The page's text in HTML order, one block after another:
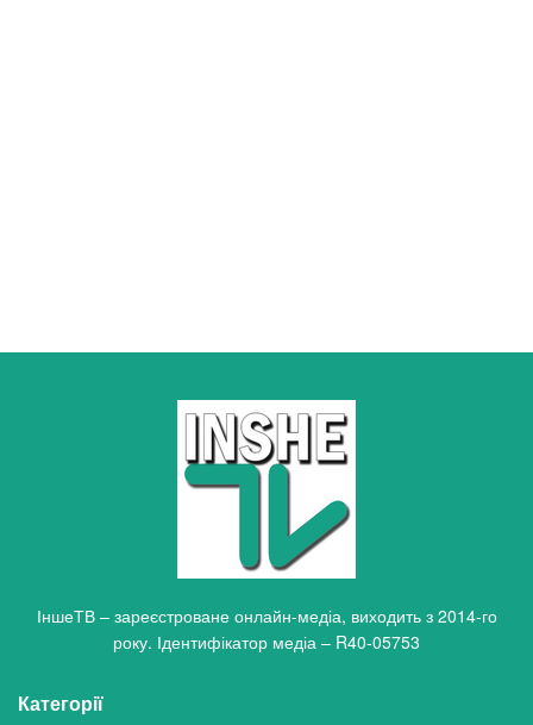
ІншеТВ – зареєстроване онлайн-медіа, виходить з 2014-го
року. Ідентифікатор медіа – R40-05753
Категорії